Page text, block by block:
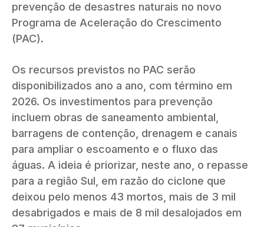
prevenção de desastres naturais no novo
Programa de Aceleração do Crescimento
(PAC).
Os recursos previstos no PAC serão
disponibilizados ano a ano, com término em
2026. Os investimentos para prevenção
incluem obras de saneamento ambiental,
barragens de contenção, drenagem e canais
para ampliar o escoamento e o fluxo das
águas. A ideia é priorizar, neste ano, o repasse
para a região Sul, em razão do ciclone que
deixou pelo menos 43 mortos, mais de 3 mil
desabrigados e mais de 8 mil desalojados em